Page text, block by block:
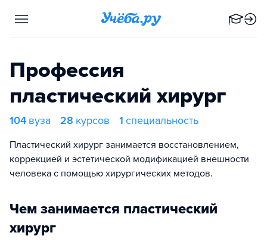
Профессия
пластический хирург
104 вуза 28 курсов 1 специальность
Пластический хирург занимается восстановлением,
коррекцией и эстетической модификацией внешности
человека с помощью хирургических методов.
Чем занимается пластический
хирург